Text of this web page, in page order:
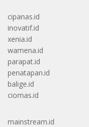
cipanas.id
inovatif.id
xenia.id
wamena.id
parapat.id
penatapan.id
balige.id
ciomas.id
mainstream.id